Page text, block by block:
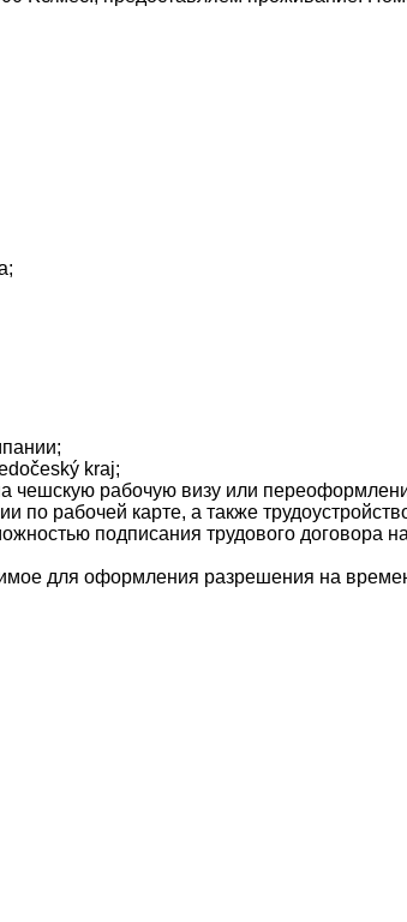
kraj;
чешскую рабочую визу или
рабочей карте, а также
подписания трудового договора
для оформления разрешения на